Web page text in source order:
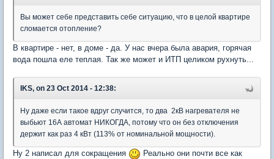
Вы может себе представить себе ситуацию, что в целой квартире
сломается отопление?
В квартире - нет, в доме - да. У нас вчера была авария, горячая
вода пошла еле теплая. Так же может и ИТП целиком рухнуть...
IKS, on 23 Oct 2014 - 12:38:
Ну даже если такое вдруг случится, то два 2кВ нагревателя не
выбьют 16А автомат НИКОГДА, потому что он без отключения
держит как раз 4 кВт (113% от номинальной мощности).
Ну 2 написал для сокращения
Реально они почти все как